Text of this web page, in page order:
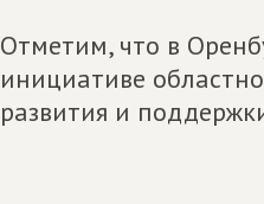
Отметим, что в
инициативе
развития и